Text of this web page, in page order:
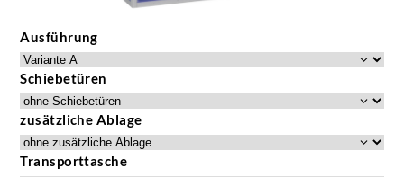
Ausführung
Schiebetüren
zusätzliche Ablage
Transporttasche